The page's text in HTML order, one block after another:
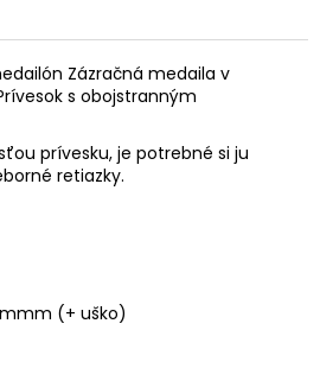
Zázračná medaila v
s obojstranným
prívesku, je potrebné si ju
retiazky.
mm (+ uško)